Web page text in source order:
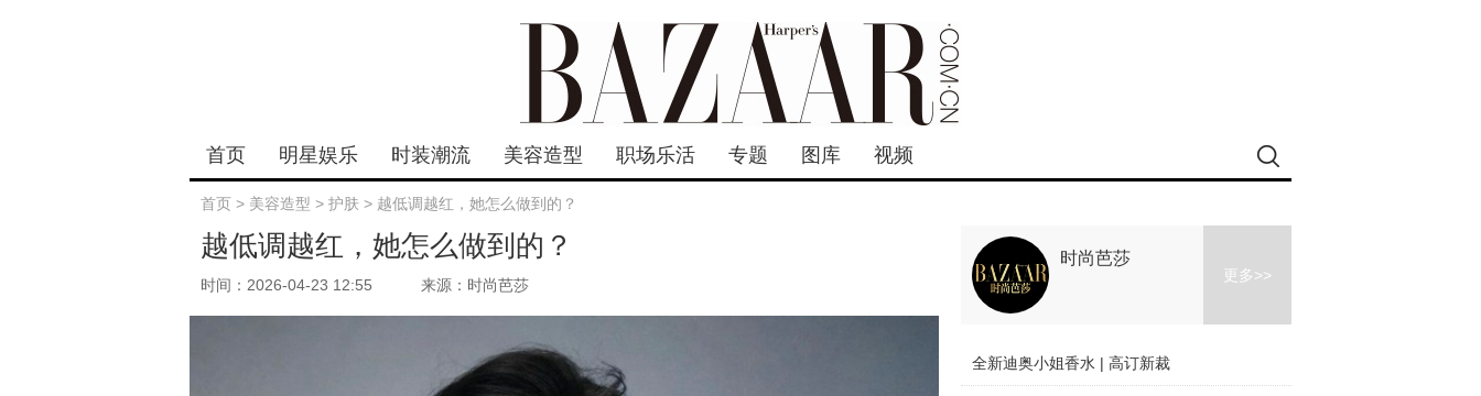
首页 明星娱乐 时装潮流 美容造型 职场乐活 专题 图库 视频
首页 > 美容造型 > 护肤 > 越低调越红，她怎么做到的？
越低调越红，她怎么做到的？
时间：2026-04-23 12:55 来源：时尚芭莎
时尚芭莎
更多>>
全新迪奥小姐香水 | 高订新裁